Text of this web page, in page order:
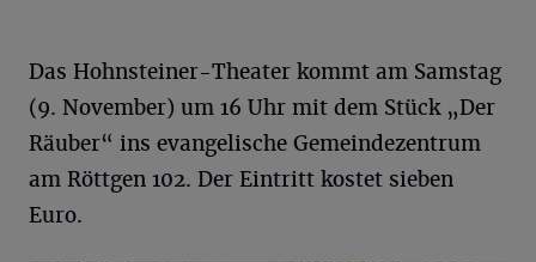
Das Hohnsteiner-Theater kommt am Samstag
(9. November) um 16 Uhr mit dem Stück „Der
Räuber“ ins evangelische Gemeindezentrum
am Röttgen 102. Der Eintritt kostet sieben
Euro.